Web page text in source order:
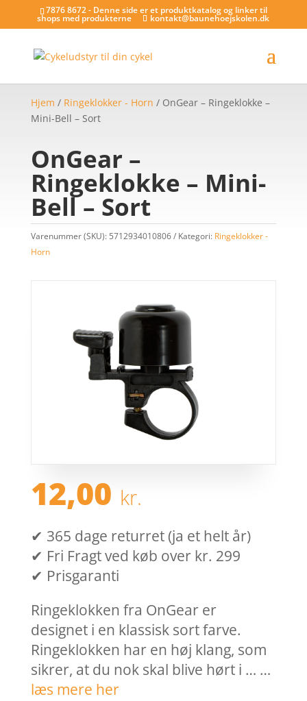
7876 8672 - Denne side er et produktkatalog og linker til
shops med produkterne kontakt@baunehoejskolen.dk
Hjem / Ringeklokker - Horn / OnGear – Ringeklokke –
Mini-Bell – Sort
OnGear –
Ringeklokke – Mini-
Bell – Sort
Varenummer (SKU): 5712934010806 Kategori: Ringeklokker -
Horn
12,00 kr.
✔ 365 dage returret (ja et helt år)
✔ Fri Fragt ved køb over kr. 299
✔ Prisgaranti
Ringeklokken fra OnGear er
designet i en klassisk sort farve.
Ringeklokken har en høj klang, som
sikrer, at du nok skal blive hørt i … …
læs mere her